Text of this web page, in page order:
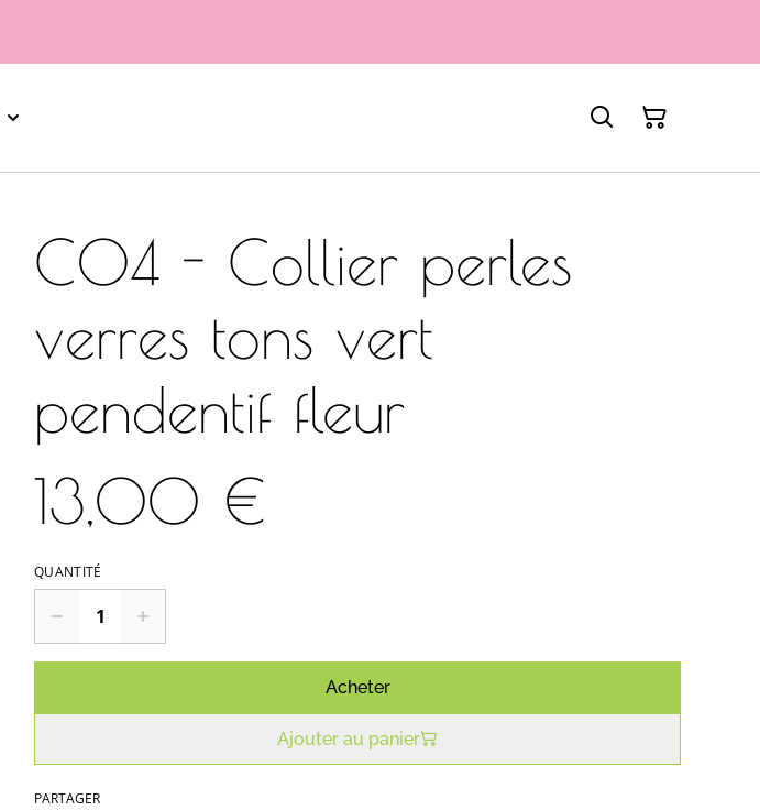
C04 - Collier perles
verres tons vert
pendentif fleur
13,00 €
QUANTITÉ
Acheter
Ajouter au panier
PARTAGER